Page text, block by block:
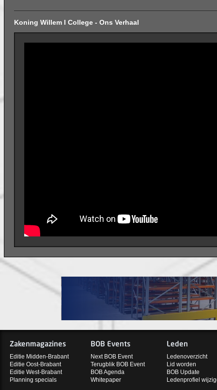
Koning Willem I College - Ons Verhaal
Zakenmagazines
Editie Midden-Brabant
Editie Oost-Brabant
Editie West-Brabant
Planning specials
BOB Events
Next BOB Event
Terugblik BOB Event
BOB Agenda
Whitepaper
Leden
Ledenoverzicht
Lid worden
BOB Update
Ledenprofiel